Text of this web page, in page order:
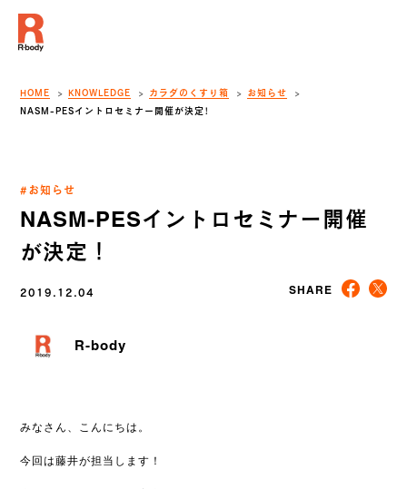
HOME KNOWLEDGE カラダのくすり箱
お知らせ
NASM-PESイントロセミナー開催が決定！
#お知らせ
NASM-PESイントロセミナー開催
が決定！
2019.12.04 SHARE
R-body
みなさん、こんにちは。
今回は藤井が担当します！